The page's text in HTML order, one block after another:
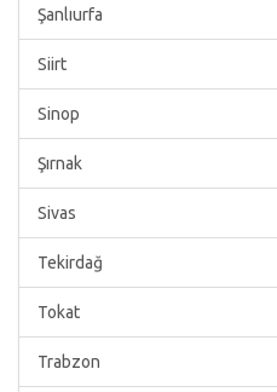
Şanlıurfa
Siirt
Sinop
Şırnak
Sivas
Tekirdağ
Tokat
Trabzon